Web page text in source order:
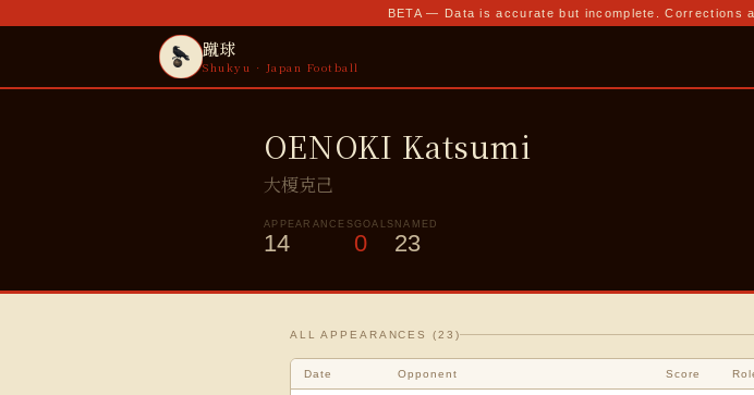
BETA — Data is accurate but incomplete. Corrections
蹴球
Shukyu · Japan Football
OENOKI Katsumi
大榎克己
APPEARANCES
14
GOALS
0
NAMED
23
ALL APPEARANCES (23 )
Date Opponent Score